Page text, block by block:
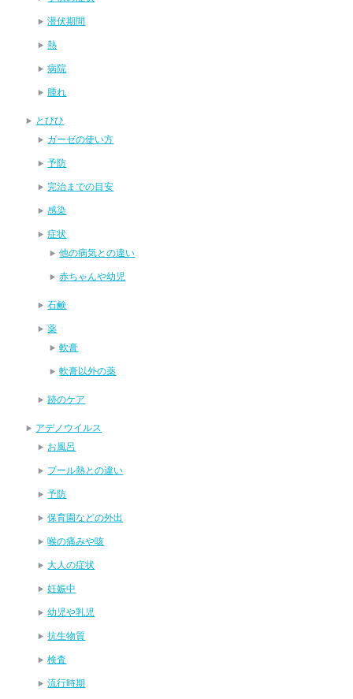
潜伏期間
熱
病院
腫れ
とびひ
ガーゼの使い方
予防
完治までの目安
感染
症状
他の病気との違い
赤ちゃんや幼児
石鹸
薬
軟膏
軟膏以外の薬
跡のケア
アデノウイルス
お風呂
プール熱との違い
予防
保育園などの外出
喉の痛みや咳
大人の症状
妊娠中
幼児や乳児
抗生物質
検査
流行時期